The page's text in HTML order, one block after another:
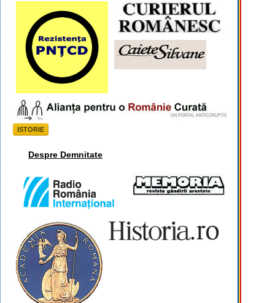
ISTORIE
Despre Demnitate